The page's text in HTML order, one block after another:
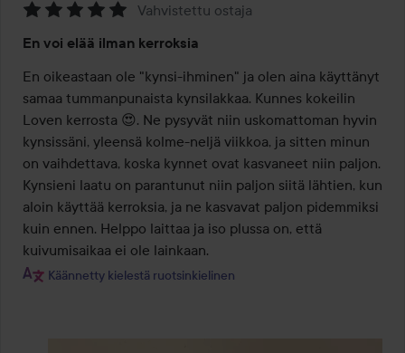
5
/
5
Vahvistettu ostaja
En voi elää ilman kerroksia
En oikeastaan ole "kynsi-ihminen" ja olen aina käyttänyt
samaa tummanpunaista kynsilakkaa. Kunnes kokeilin
Loven kerrosta 😍. Ne pysyvät niin uskomattoman hyvin
kynsissäni, yleensä kolme-neljä viikkoa, ja sitten minun
on vaihdettava, koska kynnet ovat kasvaneet niin paljon.
Kynsieni laatu on parantunut niin paljon siitä lähtien, kun
aloin käyttää kerroksia, ja ne kasvavat paljon pidemmiksi
kuin ennen. Helppo laittaa ja iso plussa on, että
kuivumisaikaa ei ole lainkaan.
Käännetty kielestä ruotsinkielinen